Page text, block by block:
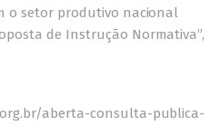
o setor produtivo nacional
de Instrução Normativa”,
aberta-consulta-publica-